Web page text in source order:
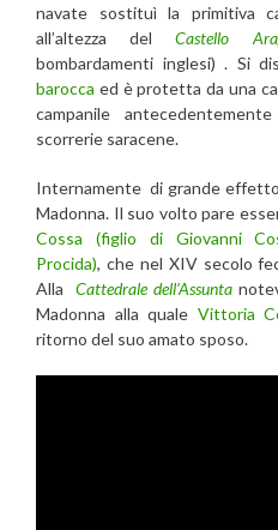
navate sostituì la primitiva
all’altezza delCastello
bombardamenti inglesi) . Si
barocca ed è protetta da una
campanile
scorrerie saracene.
Internamente di grande
Madonna. Il suo volto pare
Cossa (figlio di Giovanni
Procida), che nel XIV secolo
Alla Cattedrale dell’Assunta
Madonna alla quale Vittoria
ritorno del suo amato sposo.